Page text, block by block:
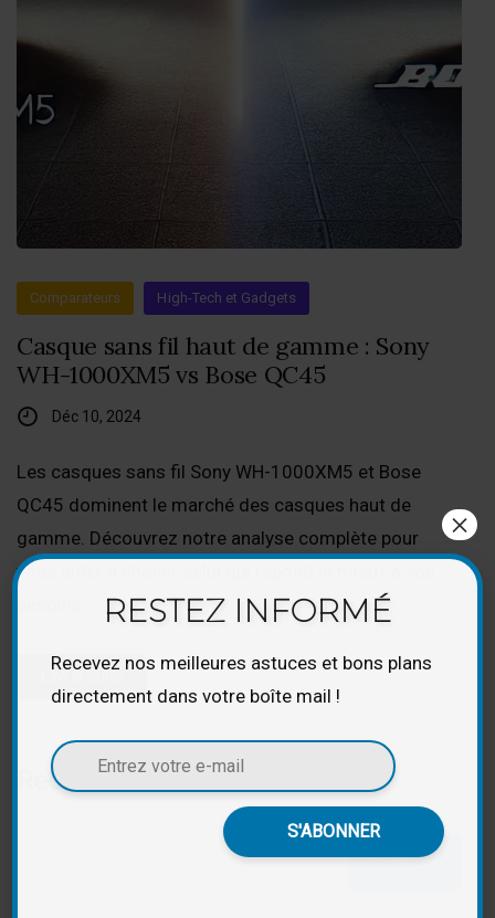
Comparateurs High-Tech et Gadgets
Casque sans fil haut de gamme : Sony
WH-1000XM5 vs Bose QC45
Déc 10, 2024
Les casques sans fil Sony WH-1000XM5 et Bose
QC45 dominent le marché des casques haut de
gamme. Découvrez notre analyse complète pour
vous aider à choisir celui qui répond le mieux à vos
Lire la suite
Rechercher
Rechercher
RESTEZ INFORMÉ
Recevez nos meilleures astuces et bons plans
directement dans votre boîte mail !
×